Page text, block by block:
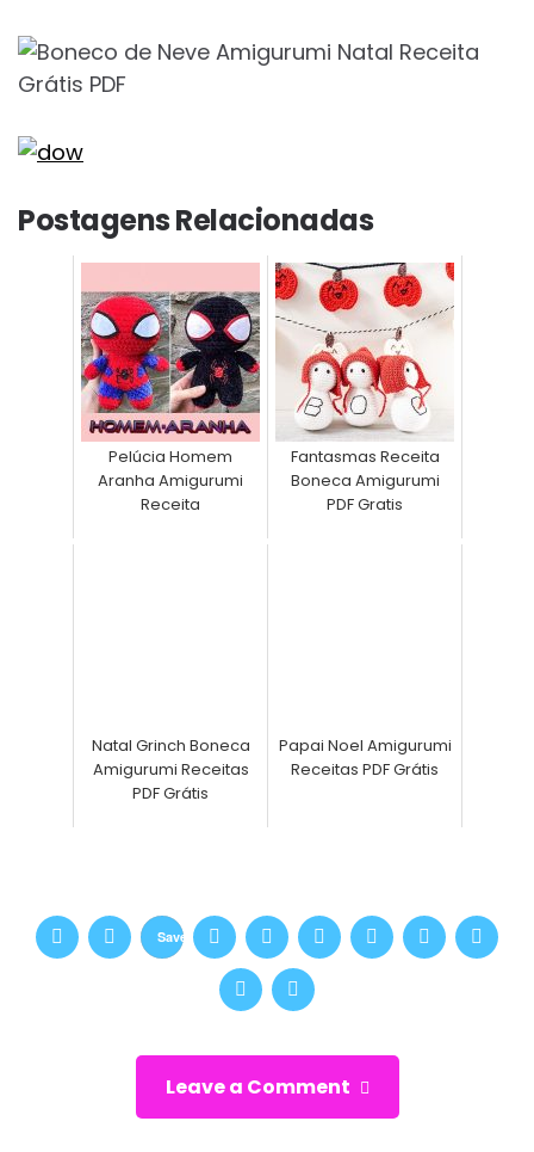
Postagens Relacionadas
Pelúcia Homem
Aranha Amigurumi
Receita
Fantasmas Receita
Boneca Amigurumi
PDF Gratis
Natal Grinch Boneca
Amigurumi Receitas
PDF Grátis
Papai Noel Amigurumi
Receitas PDF Grátis
Save
Leave a Comment